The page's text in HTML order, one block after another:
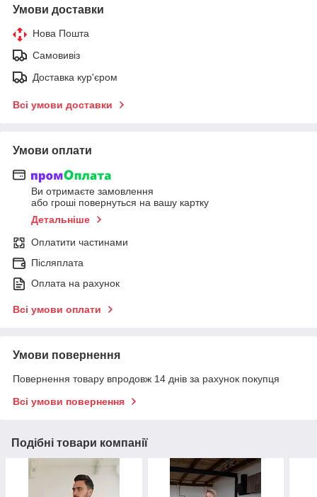
Умови доставки
Нова Пошта
Самовивіз
Доставка кур'єром
Всі умови доставки
Умови оплати
Ви отримаєте замовлення
або гроші повернуться на вашу картку
Детальніше
Оплатити частинами
Післяплата
Оплата на рахунок
Всі умови оплати
Умови повернення
Повернення товару впродовж 14 днів за рахунок покупця
Всі умови повернення
Подібні товари компанії